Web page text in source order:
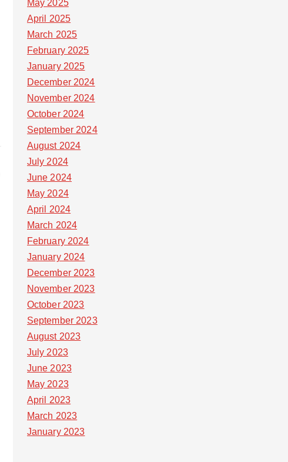
May 2025
April 2025
March 2025
February 2025
January 2025
December 2024
November 2024
October 2024
September 2024
August 2024
July 2024
June 2024
May 2024
April 2024
March 2024
February 2024
January 2024
December 2023
November 2023
October 2023
September 2023
August 2023
July 2023
June 2023
May 2023
April 2023
March 2023
January 2023